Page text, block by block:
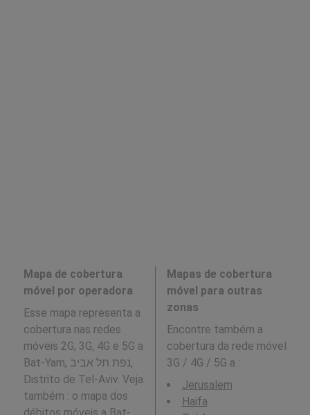
Mapa de cobertura
móvel por operadora
Esse mapa representa a
cobertura nas redes
móveis 2G, 3G, 4G e 5G a
Bat-Yam, נפת תל אביב,
Distrito de Tel-Aviv. Veja
também : o mapa dos
Mapas de cobertura
móvel para outras
zonas
Encontre também a
cobertura da rede móvel
3G / 4G / 5G a :
Jerusalem
Haifa